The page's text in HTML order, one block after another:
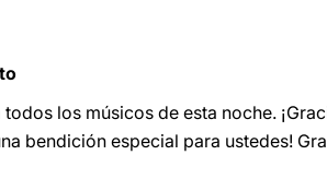
los músicos de esta noche.
bendición especial para ustedes!